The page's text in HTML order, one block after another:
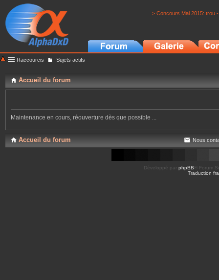
> Concours Mai 2015: trou
Raccourcis Sujets actifs
Accueil du forum
Maintenance en cours, réouverture dès que possible ...
Accueil du forum Nous
Développé par phpBB ® Forum
Traduction